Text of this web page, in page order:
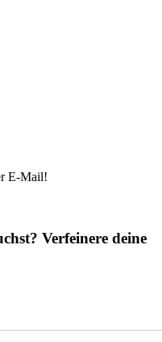
E-Mail!
Verfeinere deine